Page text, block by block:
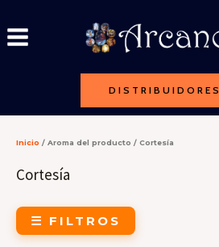
al
DISTRIBUIDORES
Inicio / Aroma del producto / Cortesía
Cortesía
☰ FILTROS